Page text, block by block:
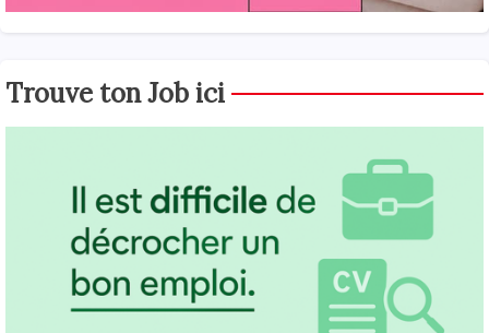
Trouve ton Job ici